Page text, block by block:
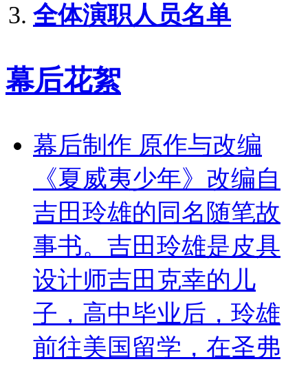
全体演职人员名单
幕后花絮
幕后制作 原作与改编
《夏威夷少年》改编自
吉田玲雄的同名随笔故
事书。吉田玲雄是皮具
设计师吉田克幸的儿
子，高中毕业后，玲雄
前往美国留学，在圣弗